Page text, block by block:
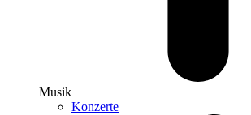
Musik
Konzerte